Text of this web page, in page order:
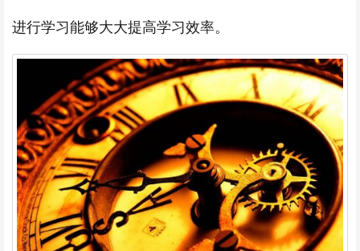
进行学习能够大大提高学习效率。